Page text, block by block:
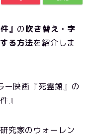
』の吹き替え・字
る方法を紹介しま
映画『死霊館』の
』
究家のウォーレン